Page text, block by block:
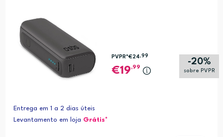
-20%
sobre PVPR
PVPR*€24,99
19,99
Entrega em 1 a 2 dias úteis
Levantamento em loja Grátis*